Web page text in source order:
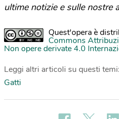
ultime notizie e sulle nostre
Quest'opera è
Commons
Non opere derivate 4.0
Leggi altri articoli su questi temi:
Gatti